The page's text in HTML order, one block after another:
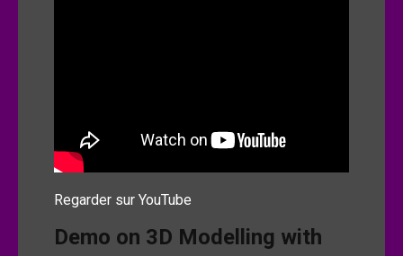
Regarder sur YouTube
Demo on 3D Modelling with